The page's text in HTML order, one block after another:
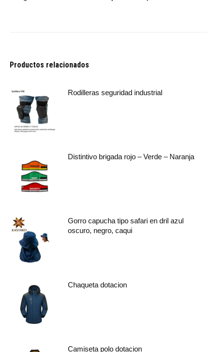
Productos relacionados
Rodilleras seguridad industrial
Distintivo brigada rojo – Verde – Naranja
Gorro capucha tipo safari en dril azul
oscuro, negro, caqui
Chaqueta dotacion
Camiseta polo dotacion